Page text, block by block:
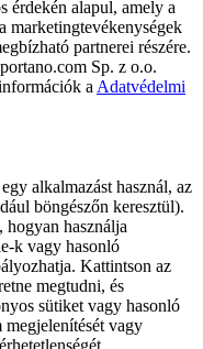
érdekén alapul, amely a
marketingtevékenységek
partnerei részére.
Sp. z o.o.
a Adatvédelmi
alkalmazást használ, az
böngészőn keresztül).
használja
k vagy hasonló
Kattintson az
megtudni, és
sütiket vagy hasonló
megjelenítését vagy